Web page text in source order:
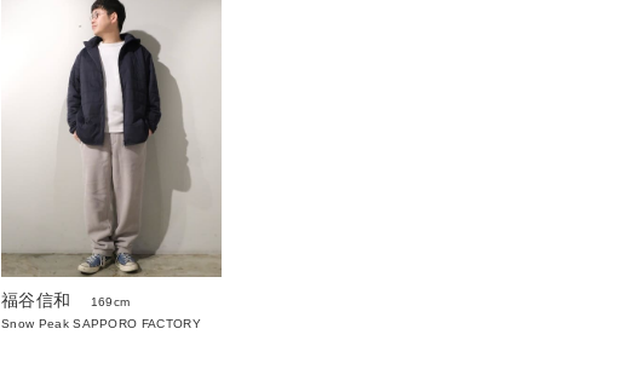
福谷信和
169cm
Snow Peak SAPPORO FACTORY